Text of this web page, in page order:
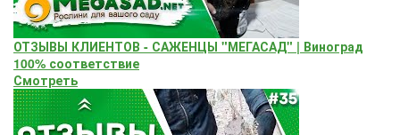
ОТЗЫВЫ КЛИЕНТОВ - САЖЕНЦЫ "МЕГАСАД" | Виноград
100% соответствие
Смотреть